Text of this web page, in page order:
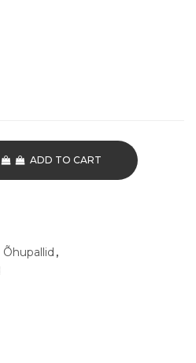
ADD TO CART
Õhupallid ,